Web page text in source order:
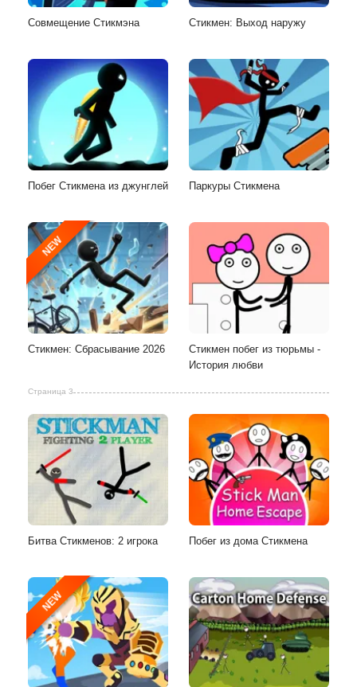
Совмещение Стикмэна Стикмен: Выход наружу
Побег Стикмена из джунглей Паркуры Стикмена
NEW
Стикмен: Сбрасывание 2026
Стикмен побег из тюрьмы -
История любви
Страница 3
Битва Стикменов: 2 игрока Побег из дома Стикмена
NEW